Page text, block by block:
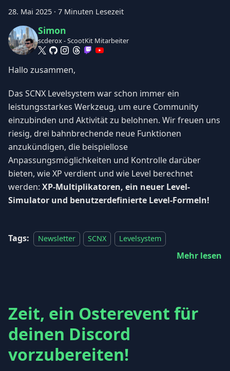
28. Mai 2025 · 7 Minuten Lesezeit
Simon
scderox - ScootKit Mitarbeiter
Hallo zusammen,
Das SCNX Levelsystem war schon immer ein
leistungsstarkes Werkzeug, um eure Community
einzubinden und Aktivität zu belohnen. Wir freuen uns
riesig, drei bahnbrechende neue Funktionen
anzukündigen, die beispiellose
Anpassungsmöglichkeiten und Kontrolle darüber
bieten, wie XP verdient und wie Level berechnet
werden: XP-Multiplikatoren, ein neuer Level-
Simulator und benutzerdefinierte Level-Formeln!
Tags: Newsletter SCNX Levelsystem
Mehr lesen
Zeit, ein Osterevent für
deinen Discord
vorzubereiten!